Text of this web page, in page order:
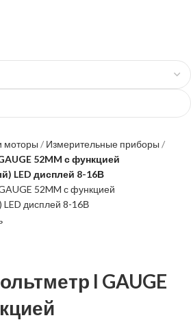
моторы
Измерительные приборы
52MM с функцией
LED дисплей 8-16В
I GAUGE